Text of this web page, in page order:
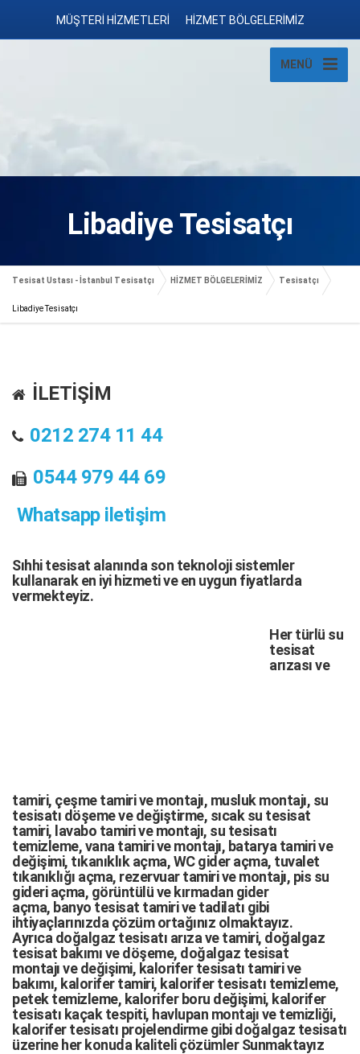
MÜŞTERİ HİZMETLERİ HİZMET BÖLGELERİMİZ
MENÜ
Libadiye Tesisatçı
Tesisat Ustası - İstanbul Tesisatçı HİZMET BÖLGELERİMİZ Tesisatçı
Libadiye Tesisatçı
İLETİŞİM
0212 274 11 44
0544 979 44 69
Whatsapp iletişim
Sıhhi tesisat alanında son teknoloji sistemler
kullanarak en iyi hizmeti ve en uygun fiyatlarda
vermekteyiz.
Her türlü su
tesisat
arızasıve
tamiri, çeşme tamirivemontajı, musluk montajı, su
tesisatı döşemeve değiştirme, sıcak su tesisat
tamiri, lavabo tamirivemontajı, su tesisatı
temizleme,vana tamirivemontajı, batarya tamirive
değişimi, tıkanıklık açma,WC gider açma, tuvalet
tıkanıklığı açma, rezervuar tamirive montajı, pis su
gideri açma, görüntülü ve kırmadan gider
açma, banyo tesisat tamirivetadilatı gibi
ihtiyaçlarınızda çözüm ortağınız olmaktayız.
Ayrıca doğalgaz tesisatı arızave tamiri, doğalgaz
tesisat bakımıve döşeme, doğalgaz tesisat
montajıve değişimi, kalorifer tesisatı tamiri ve
bakımı, kalorifer tamiri, kalorifer tesisatı temizleme,
petek temizleme, kalorifer boru değişimi, kalorifer
tesisatı kaçak tespiti, havlupan montajı ve temizliği,
kalorifer tesisatı projelendirme gibi d oğalgaz tesisatı
üzerine her konuda kaliteli çözümler Sunmaktayız